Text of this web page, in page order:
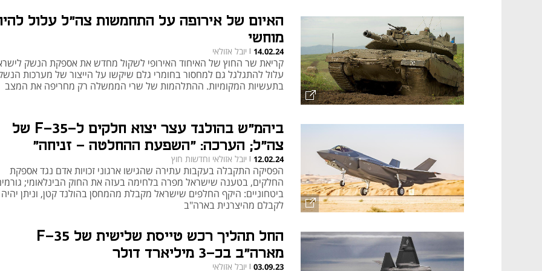
האיום של אירופה על התחמשות צה"ל עלול
מוחשי
14.02.24
| יובל אזולאי
קריאת שר החוץ של האיחוד האירופי לשקול מחדש את אספקת הנשק
עלול להתגלגל גם למחסור בחומרי גלם שיקשו על הייצור של מערכות
בתעשיות המקומיות. ההתלהמות של שרי הממשלה רק מחריפה את המצב
ביהמ"ש בהולנד עצר יצוא חלקים ל-35-F של
צה"ל; הערכה: "השפעת ההחלטה - זניחה"
12.02.24
| יובל אזולאי וחדשות חוץ
הפסיקה התקבלה בעקבות עתירה שהגישו ארגוני זכויות אדם נגד אספקת
החלקים, בטענה שישראל מפרה בלחימה בעזה את החוק הבינלאומי;
ביטחוניים: היקף החלפים שישראל מקבלת מהמחסן בהולנד קטן, וניתן יהיה
לקבלם מהיצרנית בארה"ב
החל תהליך רכש טייסת שלישית של F-35
מארה"ב בכ-3 מיליארד דולר
03.09.23
| יובל אזולאי